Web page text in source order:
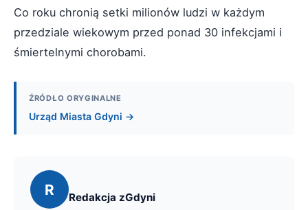
Co roku chronią setki milionów ludzi w każdym
przedziale wiekowym przed ponad 30 infekcjami i
śmiertelnymi chorobami.
ŹRÓDŁO ORYGINALNE
Urząd Miasta Gdyni →
R Redakcja zGdyni